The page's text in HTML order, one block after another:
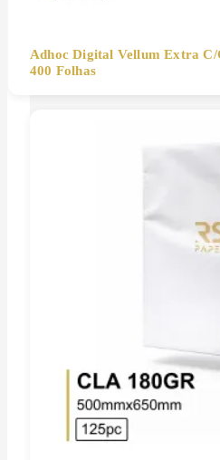
Adhoc Digital Vellum Extra
400 Folhas